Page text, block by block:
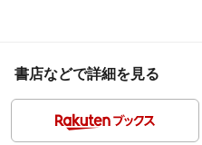
書店などで詳細を見る